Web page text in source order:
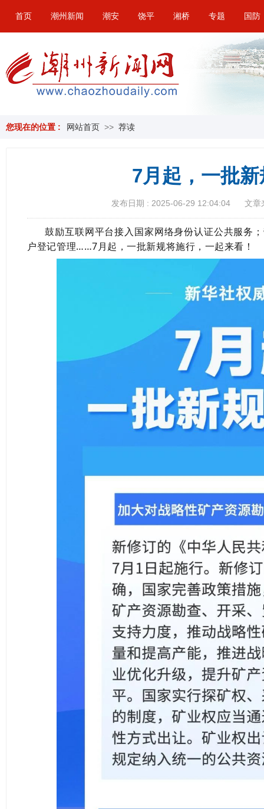
首页 潮州新闻 潮安 饶平 湘桥 专题 国防
您现在的位置 : 网站首页 >> 荐读
7月起，一批
发布日期 : 2025-06-29 12:04:04 文章
鼓励互联网平台接入国家网络身份认证公共服务
户登记管理……7月起，一批新规将施行，一起来看！